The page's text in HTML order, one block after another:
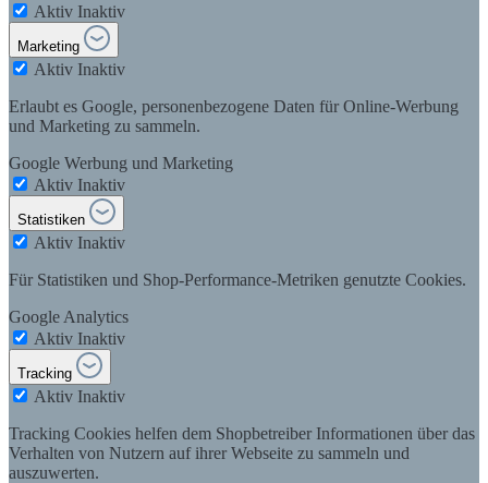
Aktiv Inaktiv
Marketing
Aktiv Inaktiv
Erlaubt es Google, personenbezogene Daten für Online-Werbung
und Marketing zu sammeln.
Google Werbung und Marketing
Aktiv Inaktiv
Statistiken
Aktiv Inaktiv
Für Statistiken und Shop-Performance-Metriken genutzte Cookies.
Google Analytics
Aktiv Inaktiv
Tracking
Aktiv Inaktiv
Tracking Cookies helfen dem Shopbetreiber Informationen über das
Verhalten von Nutzern auf ihrer Webseite zu sammeln und
auszuwerten.